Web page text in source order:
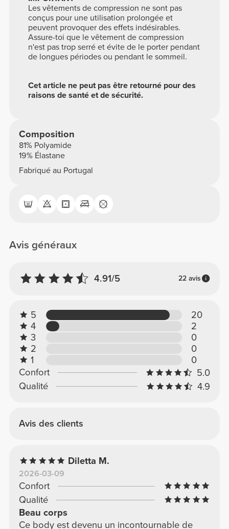
Cet article ne peut pas être retourné pour des
raisons de santé et de sécurité.
Les vêtements de compression ne sont pas
conçus pour une utilisation prolongée et
peuvent provoquer des effets indésirables.
Assure-toi que le vêtement de compression
n'est pas trop serré et évite de le porter pendant
de longues périodes ou pendant le sommeil.
Composition
81% Polyamide
19% Élastane
Fabriqué au Portugal
Avis généraux
4.91/5 22 avis
5
20
4
2
3
0
2
0
1
0
Confort
5.0
Qualité
4.9
Avis des clients
Diletta M.
2026-03-09
Confort
Qualité
Beau corps
Ce body est devenu un incontournable de